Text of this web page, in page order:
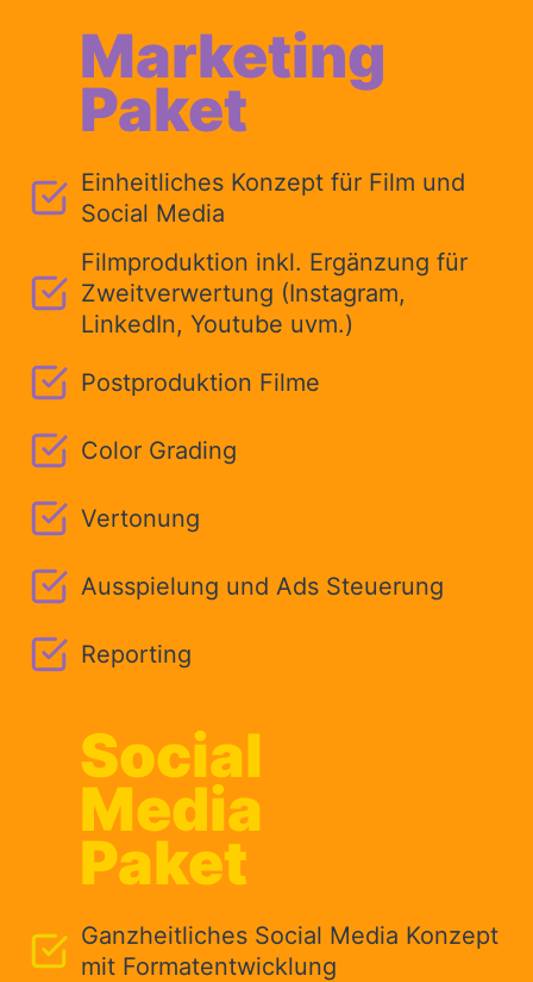
Marketing
Paket
Einheitliches Konzept für Film und
Social Media
Filmproduktion inkl. Ergänzung für
Zweitverwertung (Instagram,
LinkedIn, Youtube uvm.)
Postproduktion Filme
Color Grading
Vertonung
Ausspielung und Ads Steuerung
Reporting
Social
Media
Paket
Ganzheitliches Social Media Konzept
mit Formatentwicklung